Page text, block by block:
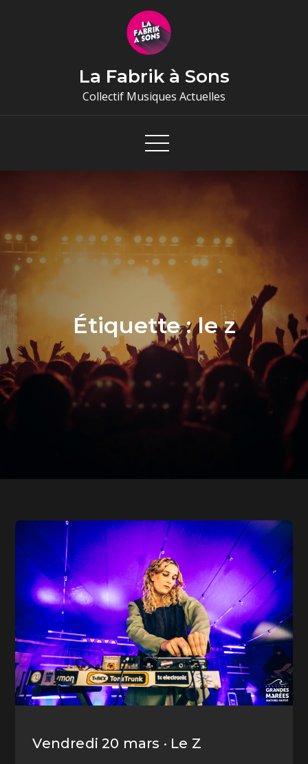
La Fabrik à Sons
Collectif Musiques Actuelles
Étiquette :le z
Vendredi 20 mars · Le Z